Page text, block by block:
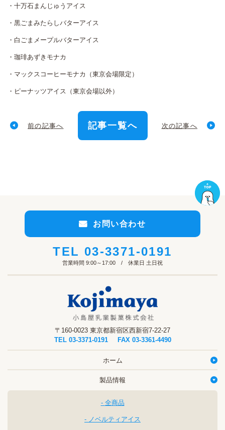
・十万石まんじゅうアイス
・黒ごまみたらしバターアイス
・白ごまメープルバターアイス
・珈琲あずきモナカ
・マックスコーヒーモナカ（東京会場限定）
・ピーナッツアイス（東京会場以外）
前の記事へ 記事一覧へ 次の記事へ
お問い合わせ
TEL 03-3371-0191
営業時間 9:00～17:00 / 休業日 土日祝
〒160-0023 東京都新宿区西新宿7-22-27
TEL 03-3371-0191 FAX 03-3361-4490
ホーム
製品情報
全商品
ノベルティアイス